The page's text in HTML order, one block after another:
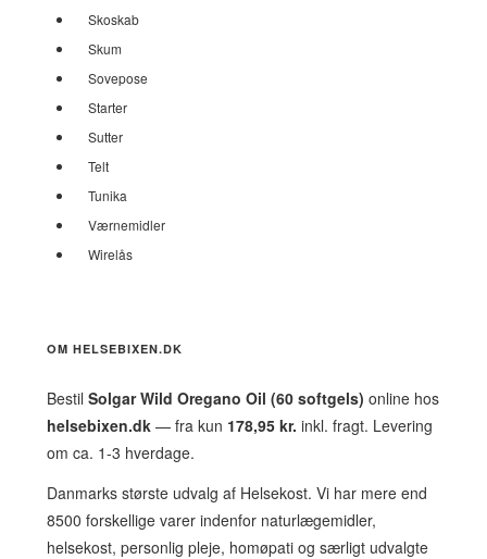
Skoskab
Skum
Sovepose
Starter
Sutter
Telt
Tunika
Værnemidler
Wirelås
OM HELSEBIXEN.DK
Bestil Solgar Wild Oregano Oil (60 softgels) online hos
helsebixen.dk — fra kun 178,95 kr. inkl. fragt. Levering
om ca. 1-3 hverdage.
Danmarks største udvalg af Helsekost. Vi har mere end
8500 forskellige varer indenfor naturlægemidler,
helsekost, personlig pleje, homøpati og særligt udvalgte